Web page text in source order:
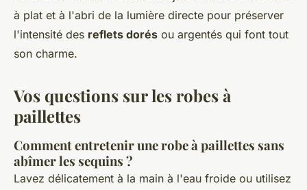
à plat et à l'abri de la lumière directe pour préserver
l'intensité des reflets dorés ou argentés qui font tout
son charme.
Vos questions sur les robes à
paillettes
Comment entretenir une robe à paillettes sans
abîmer les sequins ?
Lavez délicatement à la main à l'eau froide ou utilisez